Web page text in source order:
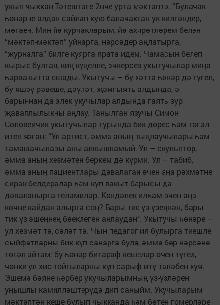
укып чыккан Тәтештәге 2нче урта мәктәптә. “Булачак
һөнәрне алдан сайлап кую балачактан ук килгәндер,
мөгаен. Мин йә курчакларым, йә ахирәтләрем белән
“мәктәп-мәктәп” уйнарга, нәрсәдер аңлатырга,
“журналга” билге куярга ярата идем. Чамасын белеп
кырыс булган, киң күңелле, эчкерсез укытучылар миңа
һәрвакытта ошады. Укытучы – бу хәтта һөнәр дә түгел,
бу яшәү рәвеше, дәүләт, җәмгыять алдында, ә
барыннан да элек укучылар алдында гаять зур
җаваплылыкны аңлау. Танылган язучы Симон
Соловейчик укытучылар турында бик дөрес һәм төгәл
итеп язган: “Ул артист, әмма аның тыңлаучылары һәм
тамашачылары аны алкышламый. Ул – скульптор,
әмма аның хезмәтен беркем дә күрми. Ул – табиб,
әмма аның пациентлары дәвалаган өчен аңа рәхмәтне
сирәк белдерәләр һәм күп вакыт барысы да
дәваланырга теләмиләр. Көндәлек илһам өчен аңа
көчне кайдан алырга соң? Бары тик үз-үзеңнән, бары
тик үз эшеңнең бөеклеген аңлаудан”. Укытучы һөнәре –
ул хезмәт тә, сәләт тә. Чын педагог ия булырга тиешле
сыйфатларны бик күп санарга була, әмма бер нәрсәне
төгәл әйтәм: бу һөнәр битараф кешеләр өчен түгел,
чөнки ул хис-тойгыларны күп сарыф итү таләбен куя.
Эшемә бәяне һәрбер укучыларымның үз-үзләрен
уңышлы камилләштерүдә дип саныйм. Укучыларым
мәктәптән кеше булып чыкканда һәм бөтен гомерләре